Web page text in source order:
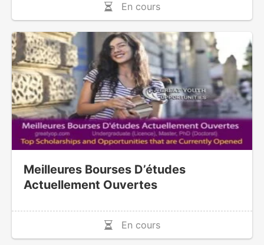
En cours
Meilleures Bourses D’études
Actuellement Ouvertes
En cours